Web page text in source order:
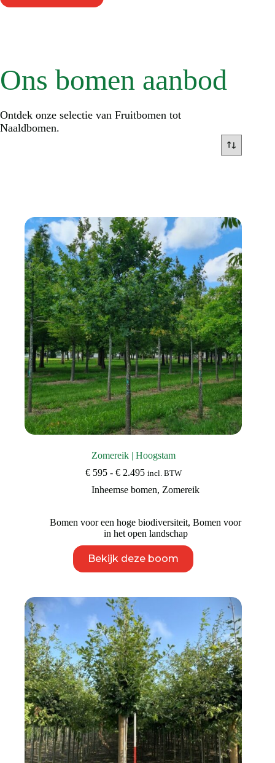
Ons bomen aanbod
Ontdek onze selectie van Fruitbomen tot
Naaldbomen.
Zomereik | Hoogstam
€595 - €2.495Prijsklasse:
tot
incl. BTW
Inheemse bomen, Zomereik
Bomen voor een hoge biodiversiteit,Bomen voor
in het open landschap
Bekijk deze boom
product
heeft
Deze
optie
kan
gekozen
worden
op
de
productpagina